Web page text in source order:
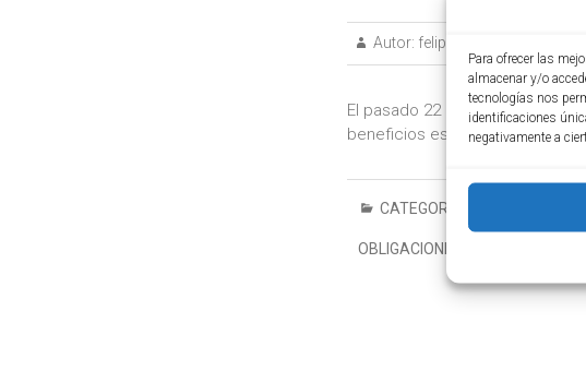
Para ofrecer las
almacenar y/o
tecnologías nos
identificaciones
negativamente a
Autor: felipe
El pasado 22 de mayo del
beneficios especiales y
CATEGORÍA:
OBLIGACIONES TRIBUTARIAS